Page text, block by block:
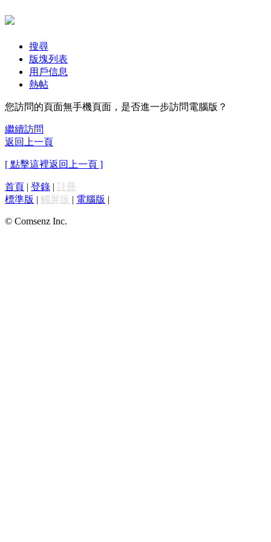
搜尋
版塊列表
用戶信息
熱帖
您訪問的頁面無手機頁面，是否進一步訪問電腦版？
繼續訪問
返回上一頁
[ 點擊這裡返回上一頁 ]
首頁 | 登錄 | 註冊
標準版 | 觸屏版 | 電腦版 |
© Comsenz Inc.